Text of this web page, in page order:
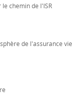
chemin de l'ISR
de l'assurance vie